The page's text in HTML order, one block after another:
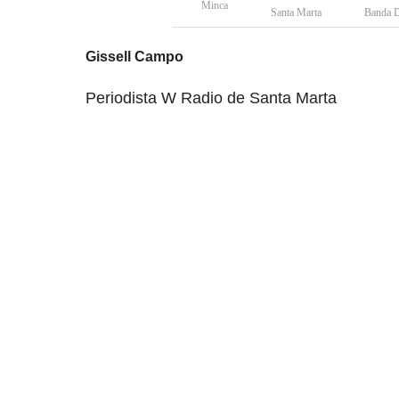
Minca
Santa Marta Banda
Gissell Campo
Periodista W Radio de Santa Marta